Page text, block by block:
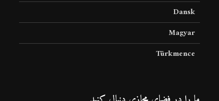
Dansk
Magyar
Türkmence